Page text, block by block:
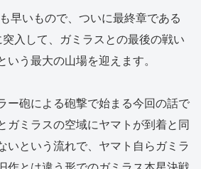
早いもので、ついに最終章である
入して、ガミラスとの最後の戦い
いう最大の山場を迎えます。
ー砲による砲撃で始まる今回の話で
ガミラスの空域にヤマトが到着と同
いという流れで、ヤマト自らガミラ